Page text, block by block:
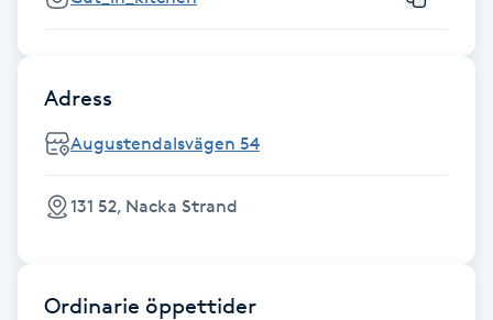
Gravidmassage
Gruppträning
Gua Sha-massage
Adress
Augustendalsvägen 54
131 52, Nacka Strand
Ordinarie öppettider